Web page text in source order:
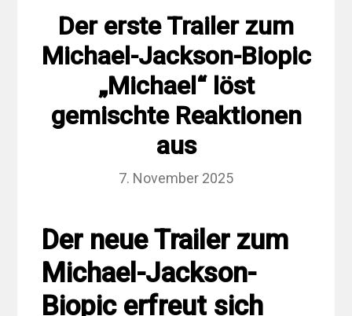
Der erste Trailer zum
Michael-Jackson-Biopic
„Michael“ löst
gemischte Reaktionen
aus
7. November 2025
Der neue Trailer zum
Michael-Jackson-
Biopic erfreut sich